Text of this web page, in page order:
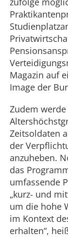
Magazin auf
Image der
Zudem
Zeitsoldaten
der
anzuheben.
das
umfassende
„kurz- und
um die hohe
im Kontext
erhalten“,